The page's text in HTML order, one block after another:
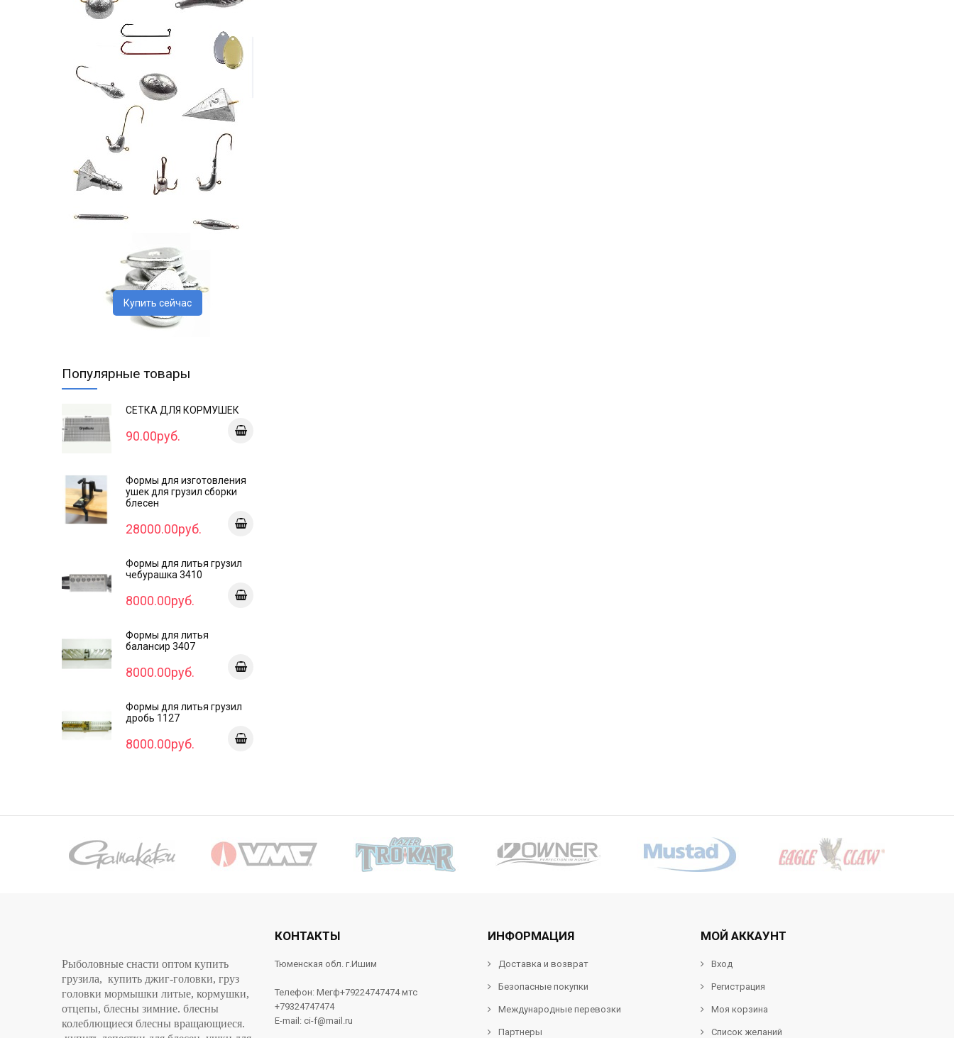
Купить сейчас
Популярные товары
СЕТКА ДЛЯ КОРМУШЕК
90.00руб.
Формы для изготовления
ушек для грузил сборки
блесен
28000.00руб.
Формы для литья грузил
чебурашка 3410
8000.00руб.
Формы для литья
балансир 3407
8000.00руб.
Формы для литья грузил
дробь 1127
8000.00руб.
Рыболовные снасти оптом купить
грузила, купить джиг-головки, груз
головки мормышки литые, кормушки,
отцепы, блесны зимние. блесны
колеблющиеся блесны вращающиеся.
КОНТАКТЫ
Тюменская обл. г.Ишим
Телефон: Мегф+79224747474 мтс
+79324747474
E-mail: ci-f@mail.ru
ИНФОРМАЦИЯ
Доставка и возврат
Безопасные покупки
Международные перевозки
Партнеры
МОЙ АККАУНТ
Вход
Регистрация
Моя корзина
Список желаний